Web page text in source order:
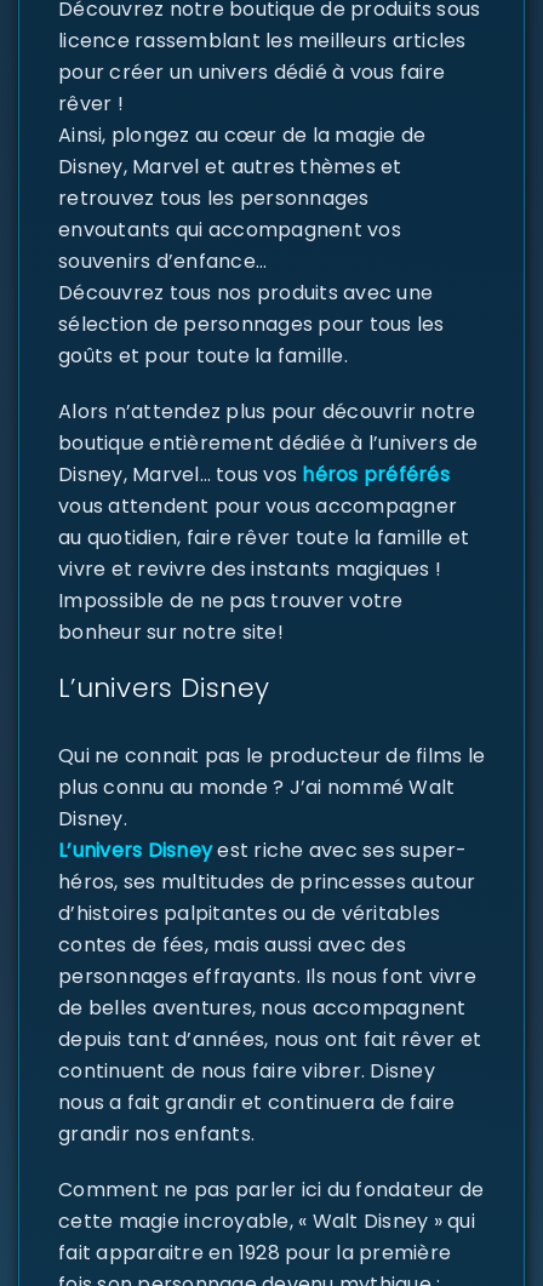
Découvrez notre boutique de produits sous
licence rassemblant les meilleurs articles
pour créer un univers dédié à vous faire
rêver !
Ainsi, plongez au cœur de la magie de
Disney, Marvel et autres thèmes et
retrouvez tous les personnages
envoutants qui accompagnent vos
souvenirs d’enfance…
Découvrez tous nos produits avec une
sélection de personnages pour tous les
goûts et pour toute la famille.
Alors n’attendez plus pour découvrir notre
boutique entièrement dédiée à l’univers de
Disney, Marvel… tous vos héros préférés
vous attendent pour vous accompagner
au quotidien, faire rêver toute la famille et
vivre et revivre des instants magiques !
Impossible de ne pas trouver votre
bonheur sur notre site!
L’univers Disney
Qui ne connait pas le producteur de films le
plus connu au monde ? J’ai nommé Walt
Disney.
L’univers Disneyest riche avec ses super-
héros, ses multitudes de princesses autour
d’histoires palpitantes ou de véritables
contes de fées, mais aussi avec des
personnages effrayants. Ils nous font vivre
de belles aventures, nous accompagnent
depuis tant d’années, nous ont fait rêver et
continuent de nous faire vibrer. Disney
nous a fait grandir et continuera de faire
grandir nos enfants.
Comment ne pas parler ici du fondateur de
cette magie incroyable, « Walt Disney » qui
fait apparaitre en 1928 pour la première